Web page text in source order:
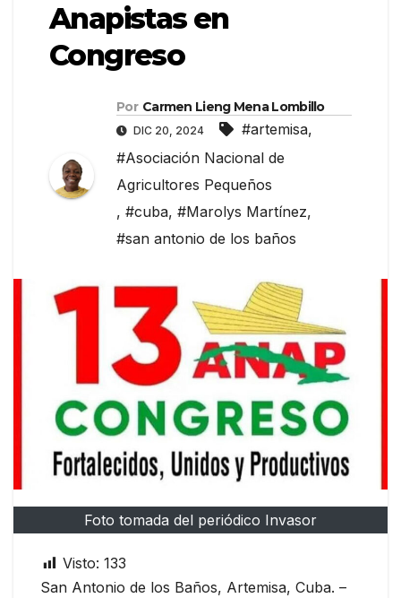
Anapistas en
Congreso
Por Carmen Lieng Mena Lombillo
DIC 20, 2024 #artemisa,
#Asociación Nacional de
Agricultores Pequeños
, #cuba, #Marolys Martínez,
#san antonio de los baños
Foto tomada del periódico Invasor
Visto: 133
San Antonio de los Baños, Artemisa, Cuba. –